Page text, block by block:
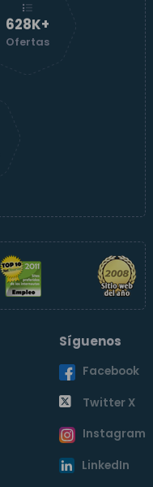
629K+
Ofertas
Síguenos
Facebook
Twitter X
Instagram
LinkedIn